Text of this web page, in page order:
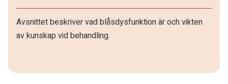
Avsnittet beskriver vad blåsdysfunktion är och vikten
av kunskap vid behandling.